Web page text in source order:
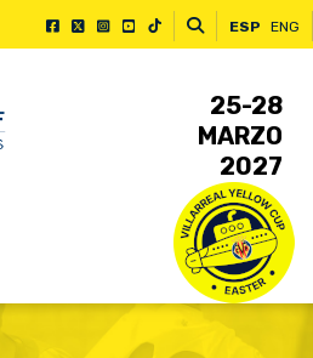
ESP ENG
25-28
MARZO
2027